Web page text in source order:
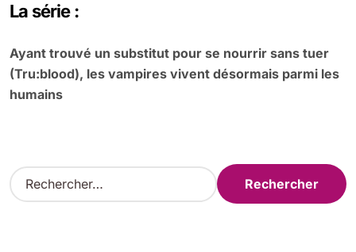
La série :
Ayant trouvé un substitut pour se nourrir sans tuer
(Tru:blood), les vampires vivent désormais parmi les
humains
R
e